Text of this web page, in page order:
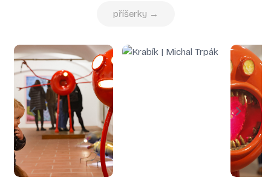
příšerky →